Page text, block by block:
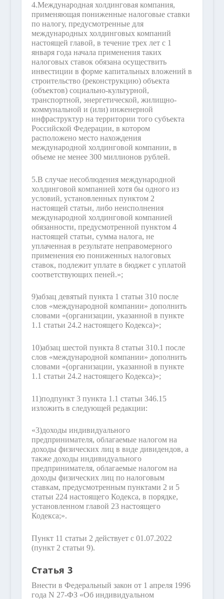
4.Международная холдинговая компания,
применяющая пониженные налоговые ставки
по налогу, предусмотренные для
международных холдинговых компаний
настоящей главой, в течение трех лет с 1
января года начала применения таких
налоговых ставок обязана осуществить
инвестиции в форме капитальных вложений в
строительство (реконструкцию) объекта
(объектов) социально-культурной,
транспортной, энергетической, жилищно-
коммунальной и (или) инженерной
инфраструктур на территории того субъекта
Российской Федерации, в котором
расположено место нахождения
международной холдинговой компании, в
объеме не менее 300 миллионов рублей.
5.В случае несоблюдения международной
холдинговой компанией хотя бы одного из
условий, установленных пунктом 2
настоящей статьи, либо неисполнения
международной холдинговой компанией
обязанности, предусмотренной пунктом 4
настоящей статьи, сумма налога, не
уплаченная в результате неправомерного
применения ею пониженных налоговых
ставок, подлежит уплате в бюджет с уплатой
соответствующих пеней.»;
9)абзац девятый пункта 1 статьи 310 после
слов «международной компании» дополнить
словами «(организации, указанной в пункте
1.1 статьи 24.2 настоящего Кодекса)»;
10)абзац шестой пункта 8 статьи 310.1 после
слов «международной компании» дополнить
словами «(организации, указанной в пункте
1.1 статьи 24.2 настоящего Кодекса)»;
11)подпункт 3 пункта 1.1 статьи 346.15
изложить в следующей редакции:
«3)доходы индивидуального
предпринимателя, облагаемые налогом на
доходы физических лиц в виде дивидендов, а
также доходы индивидуального
предпринимателя, облагаемые налогом на
доходы физических лиц по налоговым
ставкам, предусмотренным пунктами 2 и 5
статьи 224 настоящего Кодекса, в порядке,
установленном главой 23 настоящего
Кодекса;».
Пункт 11 статьи 2 действует с 01.07.2022
(пункт 2 статьи 9).
Статья 3
Внести в Федеральный закон от 1 апреля 1996
года N 27-ФЗ «Об индивидуальном